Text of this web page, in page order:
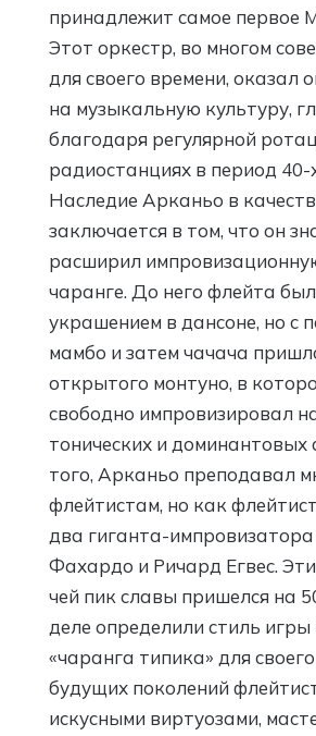
принадлежит самое первое
Этот оркестр, во многом
для своего времени, оказал
на музыкальную культуру,
благодаря регулярной
радиостанциях в период 40-
Наследие Арканьо в
заключается в том, что он
расширил
чаранге. До него флейта
украшением в дансоне, но с
мамбо и затем чачача
открытого монтуно, в
свободно импровизировал
тонических и доминантовых
того, Арканьо преподавал
флейтистам, но как
два гиганта-
Фахардо и Ричард Егвес.
чей пик славы пришелся на
деле определили стиль
«чаранга типика» для
будущих поколений
искусными виртуозами,